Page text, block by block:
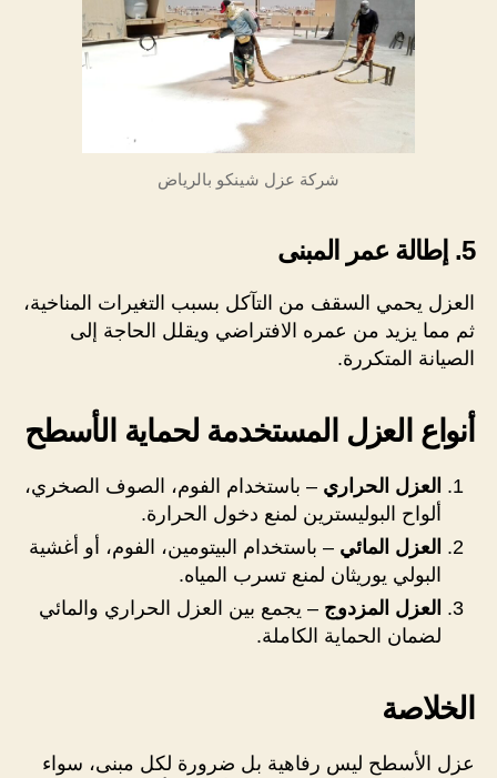
شركة عزل شينكو بالرياض
5. إطالة عمر المبنى
العزل يحمي السقف من التآكل بسبب التغيرات المناخية،
ثم مما يزيد من عمره الافتراضي ويقلل الحاجة إلى
الصيانة المتكررة.
أنواع العزل المستخدمة لحماية الأسطح
العزل الحراري – باستخدام الفوم، الصوف الصخري،
ألواح البوليسترين لمنع دخول الحرارة.
العزل المائي – باستخدام البيتومين، الفوم، أو أغشية
البولي يوريثان لمنع تسرب المياه.
العزل المزدوج – يجمع بين العزل الحراري والمائي
لضمان الحماية الكاملة.
الخلاصة
عزل الأسطح ليس رفاهية بل ضرورة لكل مبنى، سواء